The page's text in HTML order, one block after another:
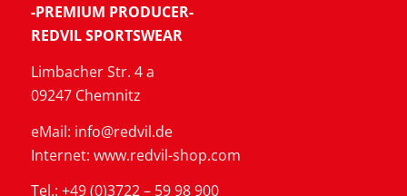
-PREMIUM PRODUCER-
REDVIL SPORTSWEAR
Limbacher Str. 4 a
09247 Chemnitz
eMail: info@redvil.de
Internet: www.redvil-shop.com
Tel.: +49 (0)3722 – 59 98 900